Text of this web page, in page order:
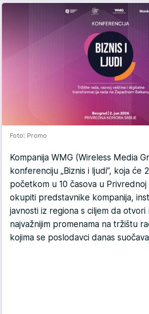
Foto: Promo
Kompanija WMG (Wireless Media
konferenciju „Biznis i ljudi”, koja će
početkom u 10 časova u
okupiti predstavnike kompanija,
javnosti iz regiona s ciljem da
najvažnijim promenama na tržištu
kojima se poslodavci danas